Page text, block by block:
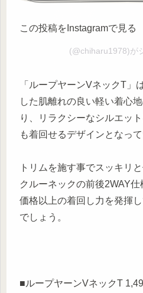
この投稿をInstagramで見る
(@chiharu1978)が
「ループヤーンVネックT」
した肌離れの良い軽い着心
り、リラクシーなシルエッ
も着回せるデザインとなって
トリムを施す事でスッキリ
クルーネックの前後2WAY仕
価格以上の着回し力を発揮
でしょう。
■ループヤーンVネックT